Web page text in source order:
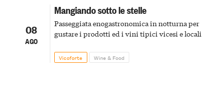
08
AGO
Mangiando sotto le stelle
Passeggiata enogastronomica in notturna per
gustare i prodotti ed i vini tipici vicesi e locali
Vicoforte Wine & Food